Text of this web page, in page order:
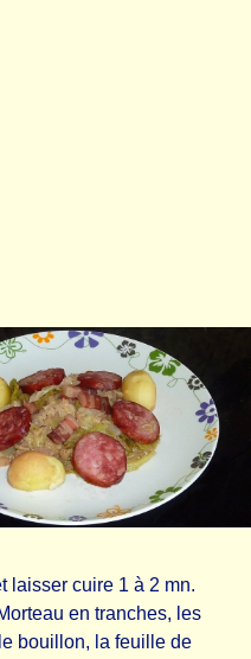
laisser cuire 1 à 2 mn.
en tranches, les
bouillon, la feuille de